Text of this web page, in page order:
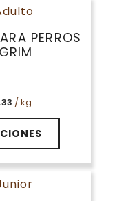
PERROS
/ kg